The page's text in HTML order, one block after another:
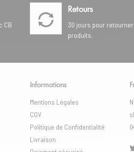
CB
Retours
30 jours pour
produits.
Informations
Mentions Légales
CGV
Politique de Confidentialité
Livraison